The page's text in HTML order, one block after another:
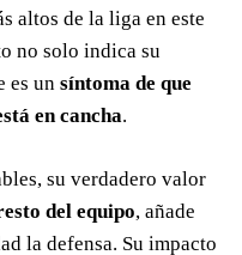
altos de la liga en este
no solo indica su
es un síntoma de que
en cancha.
su verdadero valor
del equipo, añade
la defensa. Su impacto